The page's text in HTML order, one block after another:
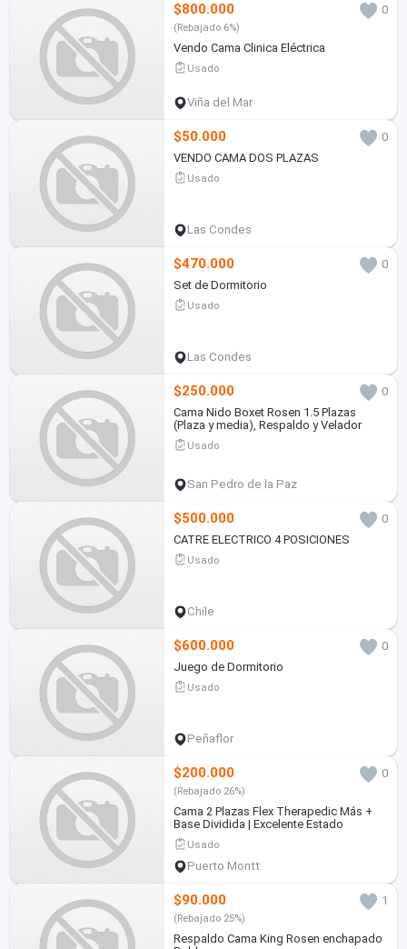
$800.000 0
(Rebajado 6%)
Vendo Cama Clinica Eléctrica
Usado
Viña del Mar
$50.000
0
VENDO CAMA DOS PLAZAS
Usado
Las Condes
$470.000
0
Set de Dormitorio
Usado
Las Condes
$250.000
0
Cama Nido Boxet Rosen 1.5 Plazas
(Plaza y media), Respaldo y Velador
Usado
San Pedro de la Paz
$500.000
0
CATRE ELECTRICO 4 POSICIONES
Usado
Chile
$600.000
0
Juego de Dormitorio
Usado
Peñaflor
$200.000 0
(Rebajado 26%)
Cama 2 Plazas Flex Therapedic Más +
Base Dividida | Excelente Estado
Usado
Puerto Montt
$90.000 1
(Rebajado 25%)
Respaldo Cama King Rosen enchapado